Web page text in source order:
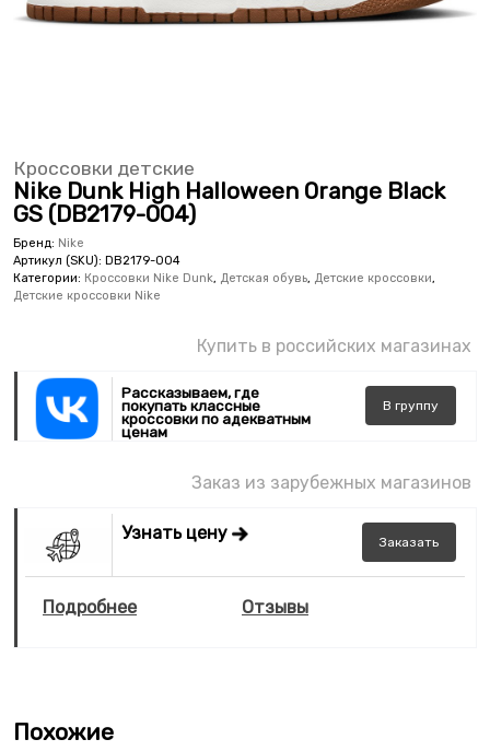
Кроссовки детские
Nike Dunk High Halloween Orange Black
GS (DB2179-004)
Бренд: Nike
Артикул (SKU): DB2179-004
Категории: Кроссовки Nike Dunk, Детская обувь, Детские кроссовки,
Детские кроссовки Nike
Купить в российских магазинах
Рассказываем, где
покупать классные
кроссовки по адекватным
ценам
В группу
Заказ из зарубежных магазинов
Узнать цену Заказать
Подробнее Отзывы
Похожие